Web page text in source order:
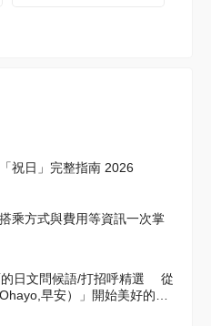
祝日」完整指南 2026
乘方式與費用等資訊一次掌
的日文問候語/打招呼精選 從
早安）」開始美好的一